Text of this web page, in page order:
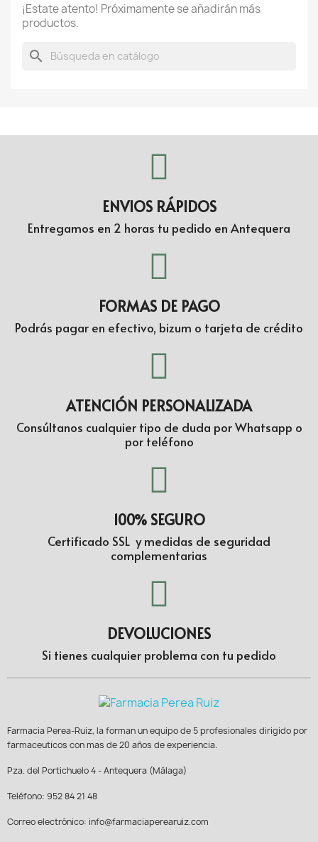
¡Estate atento! Próximamente se añadirán más
productos.
search
ENVIOS RÁPIDOS
Entregamos en 2 horas tu pedido en Antequera
FORMAS DE PAGO
Podrás pagar en efectivo, bizum o tarjeta de crédito
ATENCIÓN PERSONALIZADA
Consúltanos cualquier tipo de duda por Whatsapp o
por teléfono
100% SEGURO
Certificado SSL y medidas de seguridad
complementarias
DEVOLUCIONES
Si tienes cualquier problema con tu pedido
Farmacia Perea-Ruiz, la forman un equipo de 5 profesionales dirigido por
farmaceuticos con mas de 20 años de experiencia.
Pza. del Portichuelo 4 - Antequera (Málaga)
Teléfono: 952 84 21 48
Correo electrónico: info@farmaciaperearuiz.com